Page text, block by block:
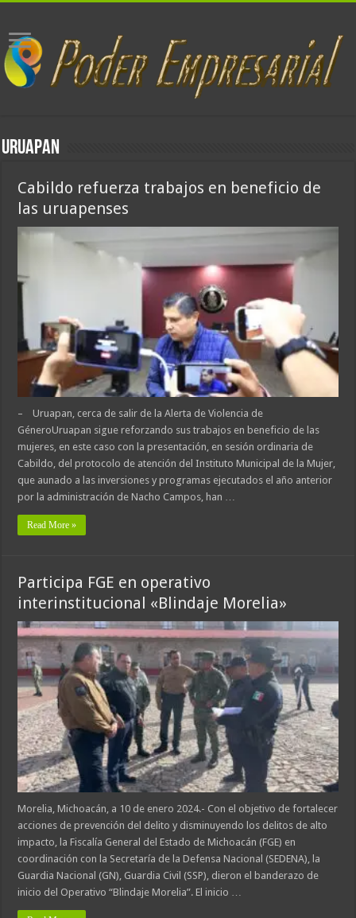
URUAPAN
Cabildo refuerza trabajos en beneficio de
las uruapenses
– Uruapan, cerca de salir de la Alerta de Violencia de
GéneroUruapan sigue reforzando sus trabajos en beneficio de las
mujeres, en este caso con la presentación, en sesión ordinaria de
Cabildo, del protocolo de atención del Instituto Municipal de la Mujer,
que aunado a las inversiones y programas ejecutados el año anterior
por la administración de Nacho Campos, han …
Read More »
Participa FGE en operativo
interinstitucional «Blindaje Morelia»
Morelia, Michoacán, a 10 de enero 2024.- Con el objetivo de fortalecer
acciones de prevención del delito y disminuyendo los delitos de alto
impacto, la Fiscalía General del Estado de Michoacán (FGE) en
coordinación con la Secretaría de la Defensa Nacional (SEDENA), la
Guardia Nacional (GN), Guardia Civil (SSP), dieron el banderazo de
inicio del Operativo “Blindaje Morelia”. El inicio …